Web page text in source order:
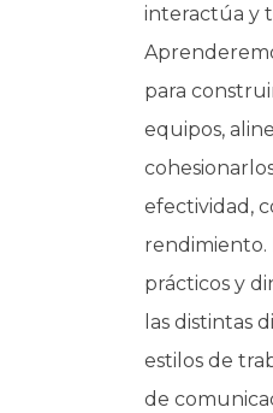
interactúa y
para
equipos,
efectividad,
rendimiento.
prácticos y
las distintas
estilos de
de